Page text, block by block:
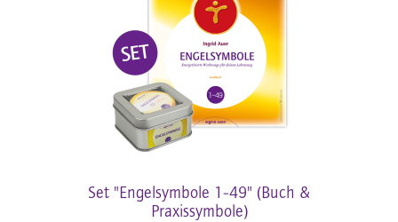
Set "Engelsymbole 1-49" (Buch &
Praxissymbole)